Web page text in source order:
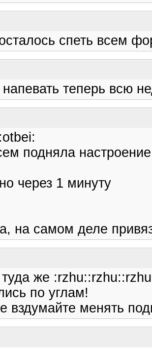
спеть всем
теперь всю
подняла
через 1 минуту
на самом деле
же
по углам!
вздумайте менять